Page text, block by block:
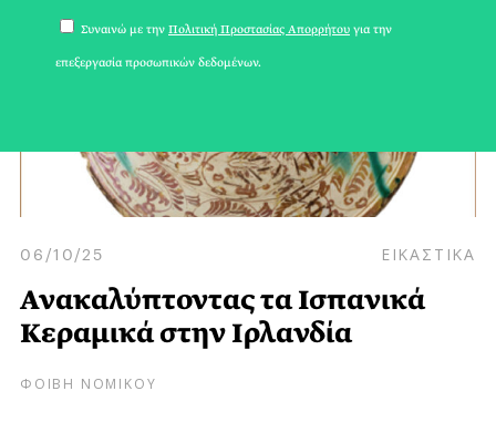
06/10/25 ΕΙΚΑΣΤΙΚΑ
Ανακαλύπτοντας τα Ισπανικά
Kεραμικά στην Ιρλανδία
ΦΟΙΒΗ ΝΟΜΙΚΟΥ
Συναινώ με την Πολιτική Προστασίας Απορρήτου για την
επεξεργασία προσωπικών δεδομένων.